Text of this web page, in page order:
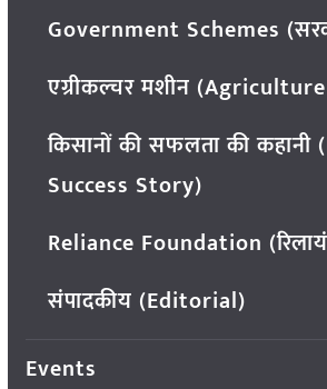
Government Schemes
एग्रीकल्चर मशीन
किसानों की सफलता की कहानी
Success Story)
Reliance Foundation
संपादकीय (Editorial)
Events